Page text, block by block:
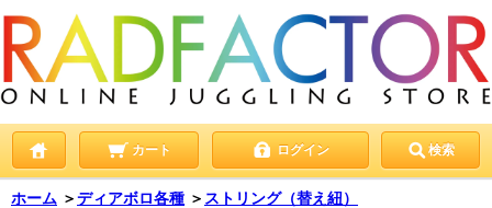
カート ログイン 検索
ホーム ＞ディアボロ各種 ＞ ストリング（替え紐）